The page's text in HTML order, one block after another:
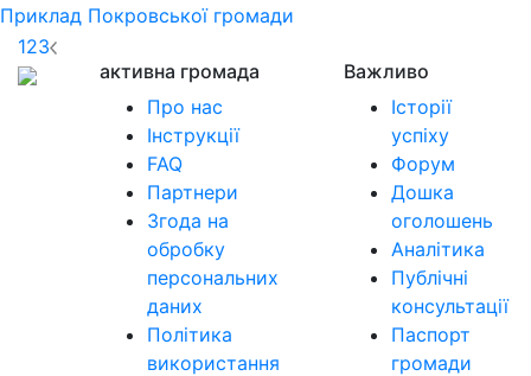
Приклад Покровської громади
123
активна громада
Про нас
Інструкції
FAQ
Партнери
Згода на
обробку
персональних
даних
Політика
використання
Важливо
Історії
успіху
Форум
Дошка
оголошень
Аналітика
Публічні
консультації
Паспорт
громади